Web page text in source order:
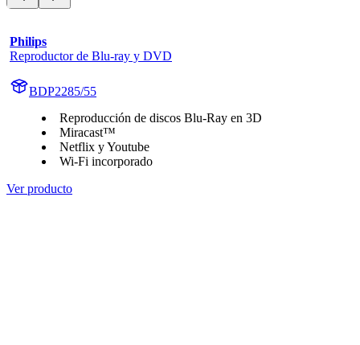
Philips
Reproductor de Blu-ray y DVD
BDP2285/55
Reproducción de discos Blu-Ray en 3D
Miracast™
Netflix y Youtube
Wi-Fi incorporado
Ver producto